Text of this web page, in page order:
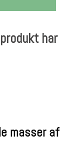
har
masser af